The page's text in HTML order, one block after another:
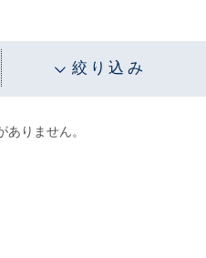
絞り込み
ありません。